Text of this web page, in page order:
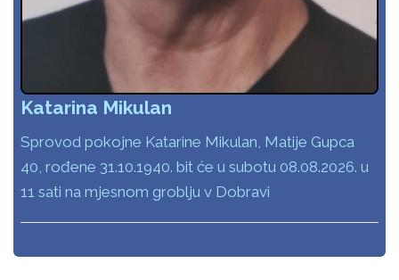
Katarina Mikulan
Sprovod pokojne Katarine Mikulan, Matije Gupca
40, rođene 31.10.1940. bit će u subotu 08.08.2026. u
11 sati na mjesnom groblju v Dobravi